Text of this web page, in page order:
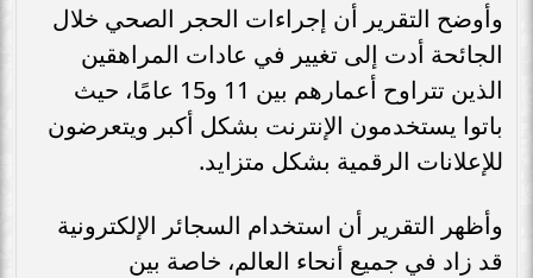
وأوضح التقرير أن إجراءات الحجر الصحي خلال
الجائحة أدت إلى تغيير في عادات المراهقين
الذين تتراوح أعمارهم بين 11 و15 عامًا، حيث
باتوا يستخدمون الإنترنت بشكل أكبر ويتعرضون
للإعلانات الرقمية بشكل متزايد.
وأظهر التقرير أن استخدام السجائر الإلكترونية
قد زاد في جميع أنحاء العالم، خاصة بين